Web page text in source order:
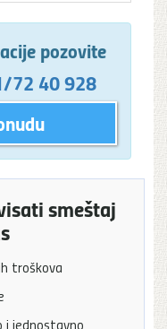
pozovite
72 40 928
smeštaj
troškova
i jednostavno